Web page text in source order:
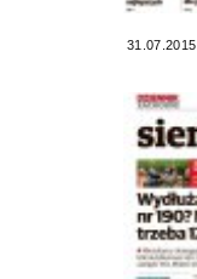
31.07.2015